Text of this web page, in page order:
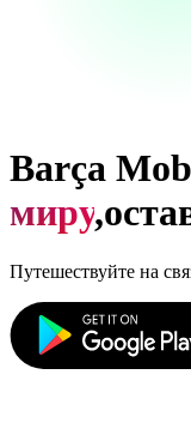
Barça
миру,
Путешествуйте на